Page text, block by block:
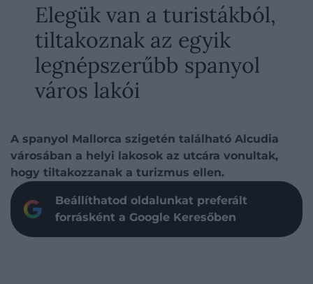
Elegük van a turistákból,
tiltakoznak az egyik
legnépszerűbb spanyol
város lakói
A spanyol Mallorca szigetén található Alcudia
városában a helyi lakosok az utcára vonultak,
hogy tiltakozzanak a turizmus ellen.
Beállíthatod oldalunkat preferált
forrásként a Google Keresőben